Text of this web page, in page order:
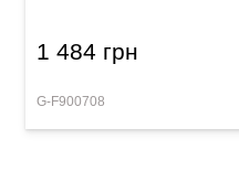
1 484 грн
G-F900708